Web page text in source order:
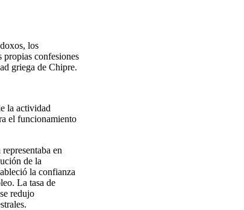
los
propias confesiones
griega de Chipre.
la actividad
el funcionamiento
en
de la
la confianza
La tasa de
redujo